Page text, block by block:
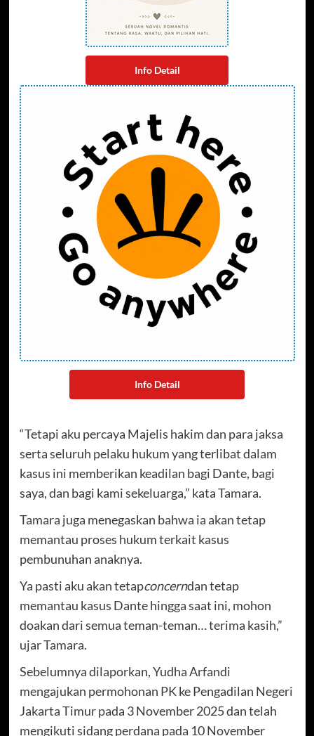
Info Detail
Info Detail
“Tetapi aku percaya Majelis hakim dan para jaksa
serta seluruh pelaku hukum yang terlibat dalam
kasus ini memberikan keadilan bagi Dante, bagi
saya, dan bagi kami sekeluarga,” kata Tamara.
Tamara juga menegaskan bahwa ia akan tetap
memantau proses hukum terkait kasus
pembunuhan anaknya.
Ya pasti aku akan tetapconcerndan tetap
memantau kasus Dante hingga saat ini, mohon
doakan dari semua teman-teman… terima kasih,”
ujar Tamara.
Sebelumnya dilaporkan, Yudha Arfandi
mengajukan permohonan PK ke Pengadilan Negeri
Jakarta Timur pada 3 November 2025 dan telah
mengikuti sidang perdana pada 10 November